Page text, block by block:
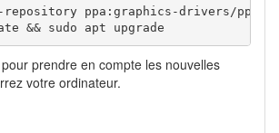
repository ppa:graphics-drivers/ppa
&& sudo apt upgrade
prendre en compte les nouvelles
votre ordinateur.